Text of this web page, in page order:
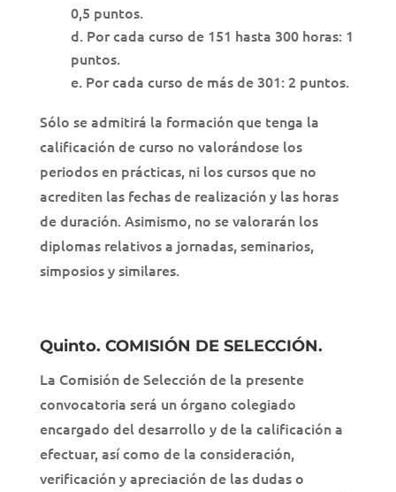
0,5 puntos.
Por cada curso de 151 hasta 300 horas: 1
puntos.
Por cada curso de más de 301: 2 puntos.
Sólo se admitirá la formación que tenga la
calificación de curso no valorándose los
periodos en prácticas, ni los cursos que no
acrediten las fechas de realización y las horas
de duración. Asimismo, no se valorarán los
diplomas relativos a jornadas, seminarios,
simposios y similares.
Quinto. COMISIÓN DE SELECCIÓN.
La Comisión de Selección de la presente
convocatoria será un órgano colegiado
encargado del desarrollo y de la calificación a
efectuar, así como de la consideración,
verificación y apreciación de las dudas o